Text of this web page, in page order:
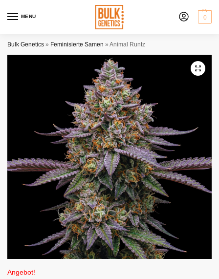
MENU 0
Bulk Genetics » Feminisierte Samen » Animal Runtz
Angebot!